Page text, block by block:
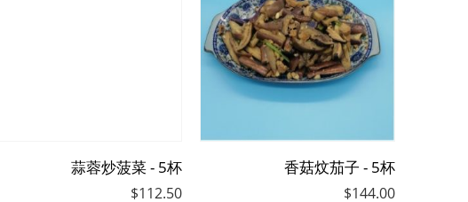
香菇炆茄子 - 5杯
$144.00
蒜蓉炒菠菜 - 5杯
$112.50